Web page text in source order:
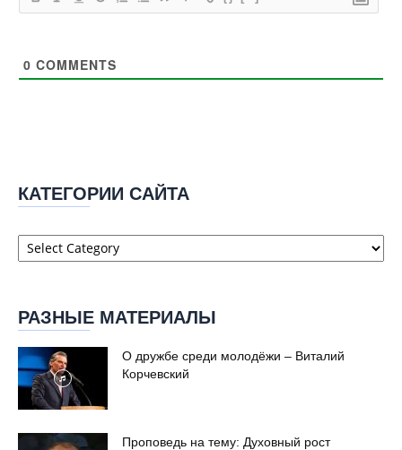
0 COMMENTS
КАТЕГОРИИ САЙТА
Категории
сайта
РАЗНЫЕ МАТЕРИАЛЫ
О дружбе среди молодёжи – Виталий
Корчевский
Проповедь на тему: Духовный рост